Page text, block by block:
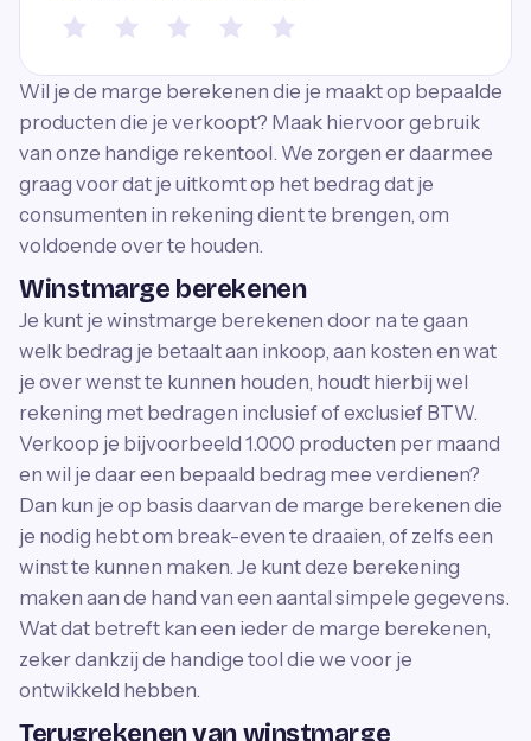
Wil je de marge berekenen die je maakt op bepaalde
producten die je verkoopt? Maak hiervoor gebruik
van onze handige rekentool. We zorgen er daarmee
graag voor dat je uitkomt op het bedrag dat je
consumenten in rekening dient te brengen, om
voldoende over te houden.
Winstmarge berekenen
Je kunt je winstmarge berekenen door na te gaan
welk bedrag je betaalt aan inkoop, aan kosten en wat
je over wenst te kunnen houden, houdt hierbij wel
rekening met bedragen inclusief of exclusief BTW.
Verkoop je bijvoorbeeld 1.000 producten per maand
en wil je daar een bepaald bedrag mee verdienen?
Dan kun je op basis daarvan de marge berekenen die
je nodig hebt om break-even te draaien, of zelfs een
winst te kunnen maken. Je kunt deze berekening
maken aan de hand van een aantal simpele gegevens.
Wat dat betreft kan een ieder de marge berekenen,
zeker dankzij de handige tool die we voor je
ontwikkeld hebben.
Terugrekenen van winstmarge